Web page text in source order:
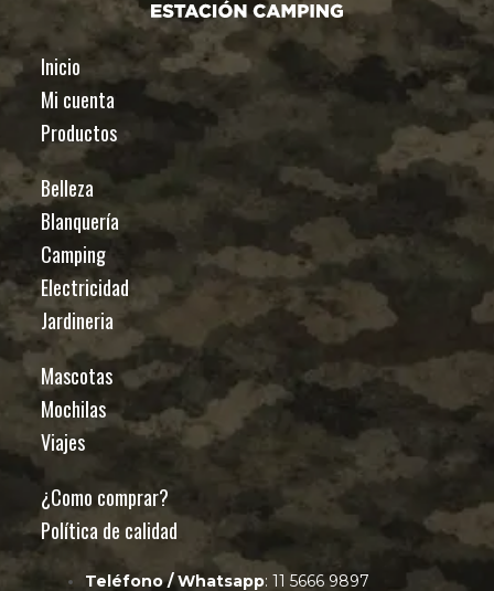
Inicio
Mi cuenta
Productos
Belleza
Blanquería
Camping
Electricidad
Jardineria
Mascotas
Mochilas
Viajes
¿Como comprar?
Política de calidad
Teléfono / Whatsapp: 11 5666 9897